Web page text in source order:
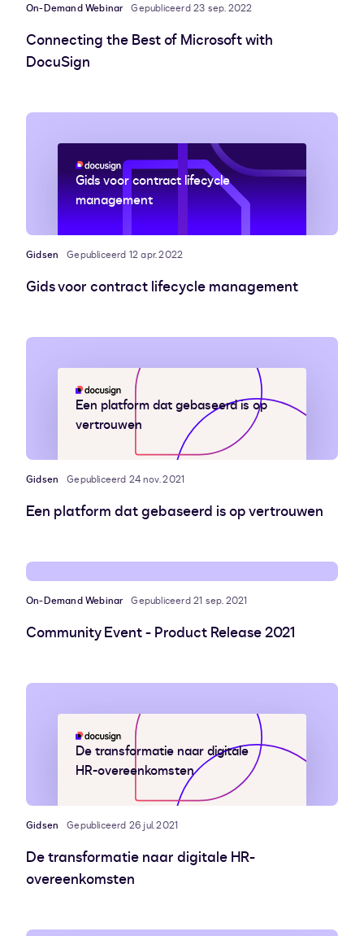
On-Demand Webinar Gepubliceerd 23 sep. 2022
Connecting the Best of Microsoft with
DocuSign
Gids voor contract lifecycle
management
Gidsen Gepubliceerd 12 apr. 2022
Gids voor contract lifecycle management
Een platform dat gebaseerd is op
vertrouwen
Gidsen Gepubliceerd 24 nov. 2021
Een platform dat gebaseerd is op vertrouwen
On-Demand Webinar Gepubliceerd 21 sep. 2021
Community Event - Product Release 2021
De transformatie naar digitale
HR-overeenkomsten
Gidsen Gepubliceerd 26 jul. 2021
De transformatie naar digitale HR-
overeenkomsten